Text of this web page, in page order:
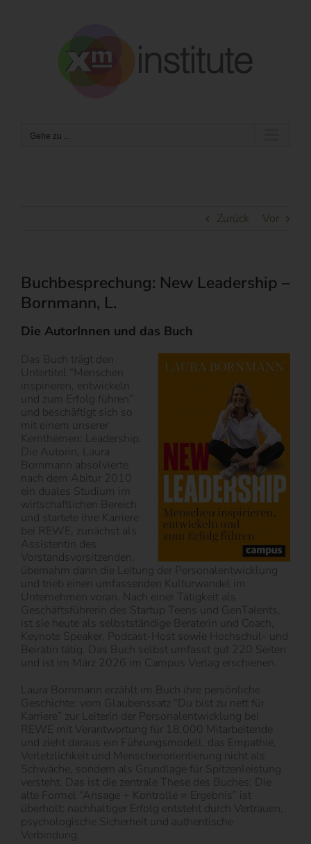
Gehe zu ...
Zurück Vor
Buchbesprechung: New Leadership –
Bornmann, L.
Die AutorInnen und das Buch
Das Buch trägt den
Untertitel “Menschen
inspirieren, entwickeln
und zum Erfolg führen”
und beschäftigt sich so
mit einem unserer
Kernthemen: Leadership.
Die Autorin, Laura
Bornmann absolvierte
nach dem Abitur 2010
ein duales Studium im
wirtschaftlichen Bereich
und startete ihre Karriere
bei REWE, zunächst als
Assistentin des
Vorstandsvorsitzenden,
übernahm dann die Leitung der Personalentwicklung
und trieb einen umfassenden Kulturwandel im
Unternehmen voran. Nach einer Tätigkeit als
Geschäftsführerin des Startup Teens und GenTalents,
ist sie heute als selbstständige Beraterin und Coach,
Keynote Speaker, Podcast-Host sowie Hochschul- und
Beirätin tätig. Das Buch selbst umfasst gut 220 Seiten
und ist im März 2026 im Campus Verlag erschienen.
Laura Bornmann erzählt im Buch ihre persönliche
Geschichte: vom Glaubenssatz “Du bist zu nett für
Karriere” zur Leiterin der Personalentwicklung bei
REWE mit Verantwortung für 18.000 Mitarbeitende
und zieht daraus ein Führungsmodell, das Empathie,
Verletzlichkeit und Menschenorientierung nicht als
Schwäche, sondern als Grundlage für Spitzenleistung
versteht. Das ist die zentrale These des Buches: Die
alte Formel “Ansage + Kontrolle = Ergebnis” ist
überholt; nachhaltiger Erfolg entsteht durch Vertrauen,
psychologische Sicherheit und authentische
Verbindung.